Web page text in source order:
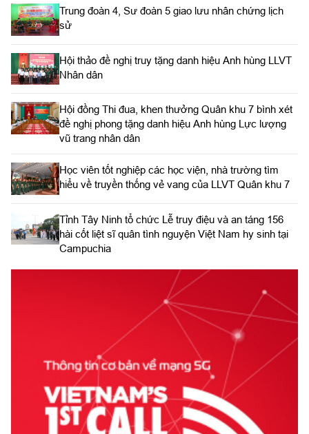
Trung đoàn 4, Sư đoàn 5 giao lưu nhân chứng lịch
sử
Hội thảo đề nghị truy tặng danh hiệu Anh hùng LLVT
Nhân dân
Hội đồng Thi đua, khen thưởng Quân khu 7 bình xét
đề nghị phong tặng danh hiệu Anh hùng Lực lượng
vũ trang nhân dân
Học viên tốt nghiệp các học viện, nhà trường tìm
hiểu về truyền thống vẻ vang của LLVT Quân khu 7
​Tỉnh Tây Ninh tổ chức Lễ truy điệu và an táng 156
hài cốt liệt sĩ quân tình nguyện Việt Nam hy sinh tại
Campuchia